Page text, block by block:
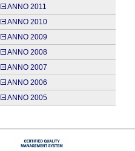
ANNO 2011
ANNO 2010
ANNO 2009
ANNO 2008
ANNO 2007
ANNO 2006
ANNO 2005